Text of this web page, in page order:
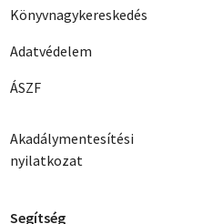
Könyvnagykereskedés
Adatvédelem
ÁSZF
Akadálymentesítési
nyilatkozat
Segítség